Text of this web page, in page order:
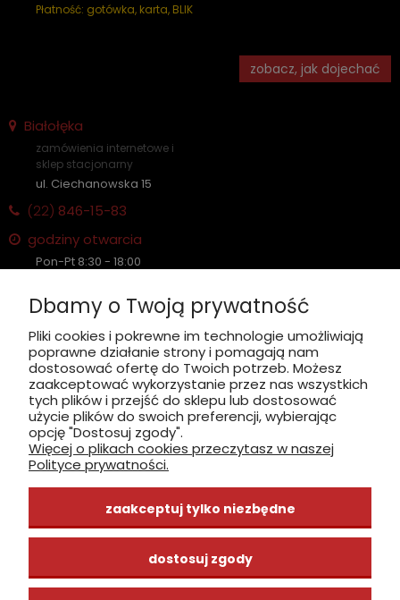
Płatność: gotówka, karta, BLIK
zobacz, jak dojechać
Białołęka
zamówienia internetowe i
sklep stacjonarny
ul. Ciechanowska 15
(22) 846-15-83
godziny otwarcia
Pon-Pt 8:30 - 18:00
Płatność: gotówka, karta, BLIK
zobacz, jak dojechać
INFORMACJE
ZAKUPY
CENTRUM WIEDZY
Dbamy o Twoją prywatność
Pliki cookies i pokrewne im technologie umożliwiają
poprawne działanie strony i pomagają nam
dostosować ofertę do Twoich potrzeb. Możesz
zaakceptować wykorzystanie przez nas wszystkich
tych plików i przejść do sklepu lub dostosować
użycie plików do swoich preferencji, wybierając
opcję "Dostosuj zgody".
Więcej o plikach cookies przeczytasz w naszej
Polityce prywatności.
zaakceptuj tylko niezbędne
dostosuj zgody